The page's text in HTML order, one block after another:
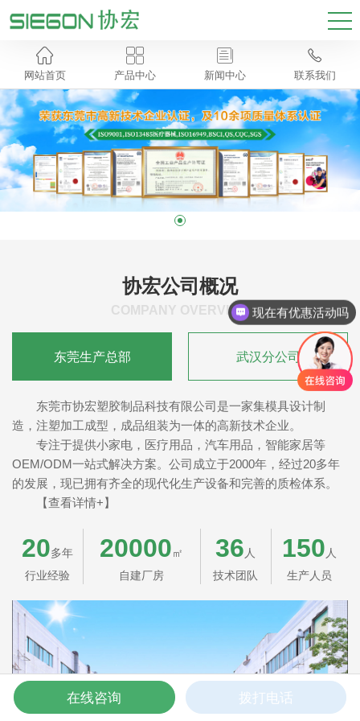

网站首页

产品中心

新闻中心

联系我们
协宏公司概况
COMPANY OVERVIEW
东莞生产总部 武汉分公司
东莞市协宏塑胶制品科技有限公司是一家集模具设计制
造，注塑加工成型，成品组装为一体的高新技术企业。
专注于提供小家电，医疗用品，汽车用品，智能家居等
OEM/ODM一站式解决方案。公司成立于2000年，经过20多年
的发展，现已拥有齐全的现代化生产设备和完善的质检体系。
【查看详情+】
20多年
行业经验
20000㎡
自建厂房
36 人
技术团队
150 人
生产人员
现在有优惠活动吗
在线咨询 拨打电话